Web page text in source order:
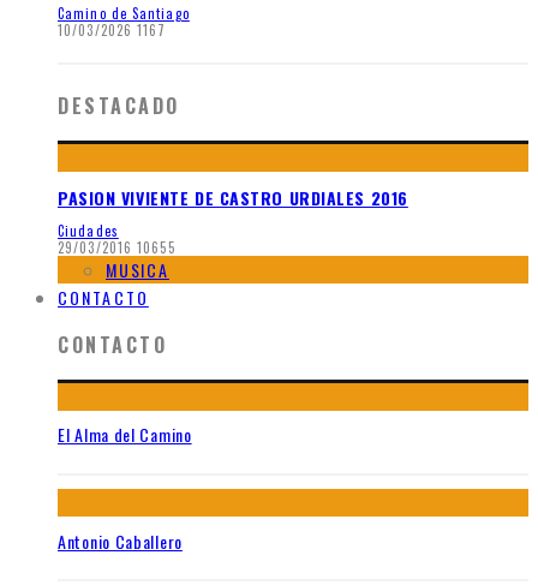
Camino de Santiago
10/03/2026 1167
DESTACADO
PASION VIVIENTE DE CASTRO URDIALES 2016
Ciudades
29/03/2016 10655
MUSICA
CONTACTO
CONTACTO
El Alma del Camino
Antonio Caballero